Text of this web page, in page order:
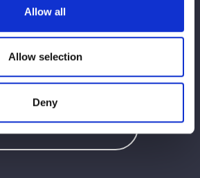
Allow all
Allow selection
Deny
Ver todo